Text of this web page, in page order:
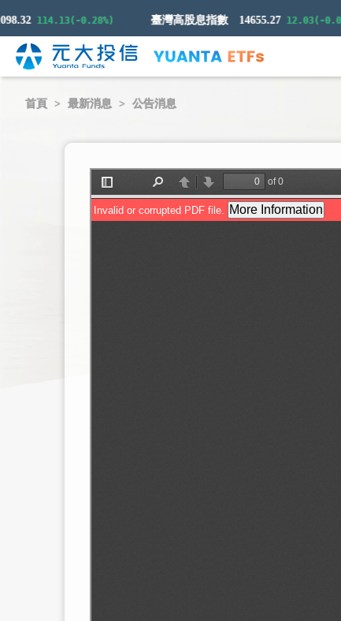
114.13(-0.28%) 臺灣高股息指數 14655.27 12.03(-0.08%)
首頁 最新消息 公告消息